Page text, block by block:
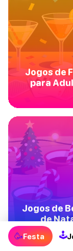
🥳Festa 🕹
Jogos de
para
Jogos de
de